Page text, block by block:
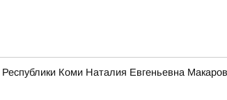
Коми Наталия Евгеньевна